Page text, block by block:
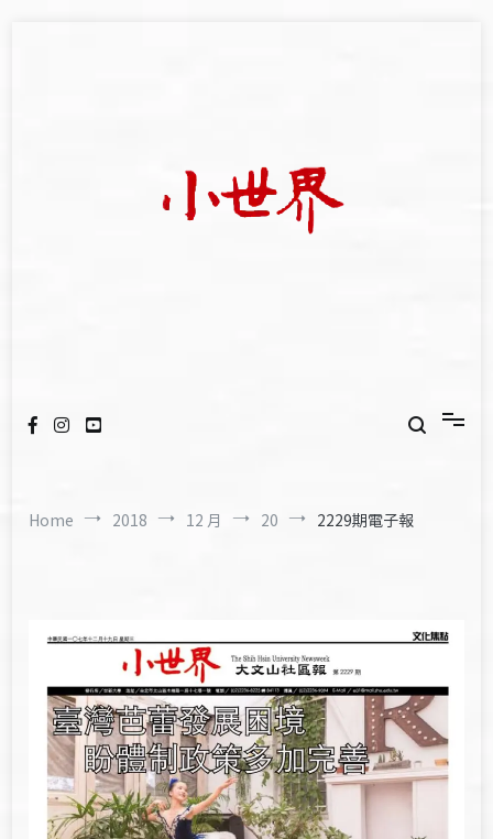
Home 2018 12 月 20 2229期電子報